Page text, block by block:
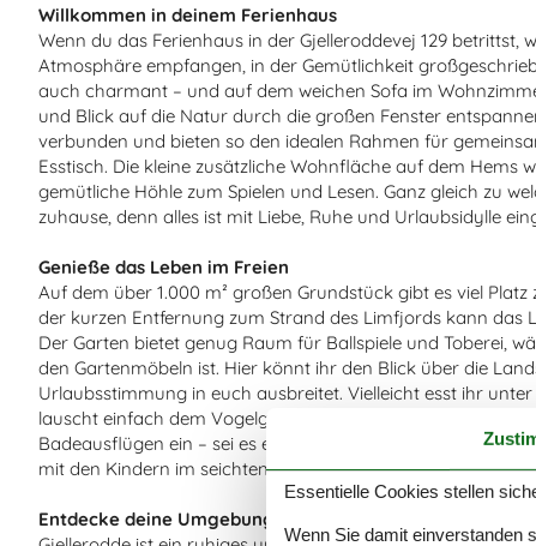
Willkommen in deinem Ferienhaus
Wenn du das Ferienhaus in der Gjelleroddevej 129
Atmosphäre empfangen, in der Gemütlichkeit
auch charmant – und auf dem weichen Sofa im
und Blick auf die Natur durch die großen Fenster
verbunden und bieten so den idealen Rahmen für
Esstisch. Die kleine zusätzliche Wohnfläche auf dem Hems
gemütliche Höhle zum Spielen und Lesen. Ganz gleich zu
zuhause, denn alles ist mit Liebe, Ruhe und Urlaubsidylle
Genieße das Leben im Freien
Auf dem über 1.000 m² großen Grundstück gibt es viel
der kurzen Entfernung zum Strand des Limfjords kann das
Der Garten bietet genug Raum für Ballspiele und Toberei,
den Gartenmöbeln ist. Hier könnt ihr den Blick über die
Urlaubsstimmung in euch ausbreitet. Vielleicht esst ihr
lauscht einfach dem Vogelgezwitscher bei einer frischen
Badeausflügen ein – sei es ein erfrischender
mit den Kindern im seichten Wasser, während die Sonne im
Entdecke deine Umgebung
Essentielle Cookies stellen
Wenn Sie damit einverstanden